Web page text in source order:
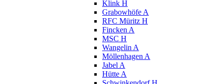
Klink H
Grabowhöfe A
RFC Müritz H
Fincken A
MSC H
Wangelin A
Möllenhagen A
Jabel A
Hütte A